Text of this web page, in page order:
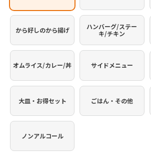
り
替
から好しのから揚げ
ハンバーグ/ステー
キ/チキン
オムライス/カレー/丼 サイドメニュー
大皿・お得セット ごはん・その他
ノンアルコール